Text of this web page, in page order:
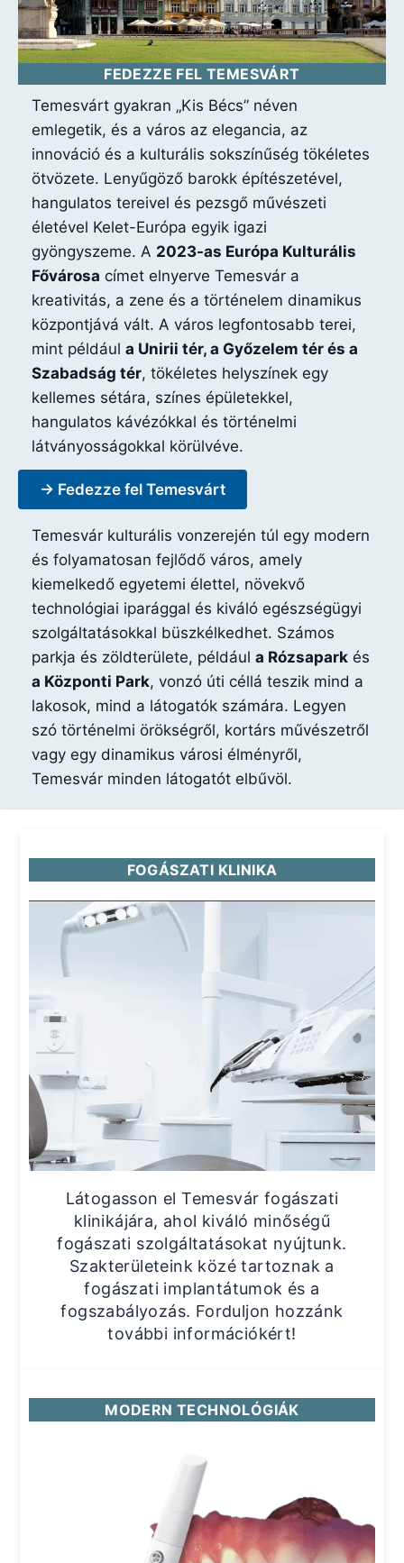
FEDEZZE FEL TEMESVÁRT
Temesvárt gyakran „Kis Bécs” néven
emlegetik, és a város az elegancia, az
innováció és a kulturális sokszínűség tökéletes
ötvözete. Lenyűgöző barokk építészetével,
hangulatos tereivel és pezsgő művészeti
életével Kelet-Európa egyik igazi
gyöngyszeme. A 2023-as Európa Kulturális
Fővárosa címet elnyerve Temesvár a
kreativitás, a zene és a történelem dinamikus
központjává vált. A város legfontosabb terei,
mint például a Unirii tér, a Győzelem tér és a
Szabadság tér, tökéletes helyszínek egy
kellemes sétára, színes épületekkel,
hangulatos kávézókkal és történelmi
látványosságokkal körülvéve.
→ Fedezze fel Temesvárt
Temesvár kulturális vonzerején túl egy modern
és folyamatosan fejlődő város, amely
kiemelkedő egyetemi élettel, növekvő
technológiai iparággal és kiváló egészségügyi
szolgáltatásokkal büszkélkedhet. Számos
parkja és zöldterülete, például a Rózsapark és
a Központi Park, vonzó úti céllá teszik mind a
lakosok, mind a látogatók számára. Legyen
szó történelmi örökségről, kortárs művészetről
vagy egy dinamikus városi élményről,
Temesvár minden látogatót elbűvöl.
FOGÁSZATI KLINIKA
Látogasson el Temesvár fogászati
klinikájára, ahol kiváló minőségű
fogászati szolgáltatásokat nyújtunk.
Szakterületeink közé tartoznak a
fogászati implantátumok és a
fogszabályozás. Forduljon hozzánk
további információkért!
MODERN TECHNOLÓGIÁK